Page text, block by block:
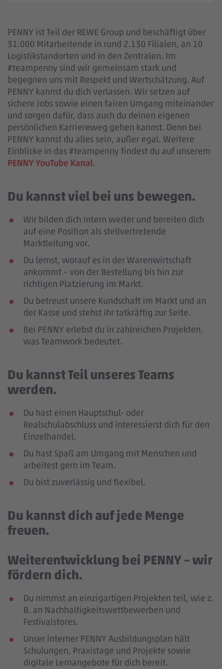
PENNY ist Teil der REWE Group und beschäftigt über
31.000 Mitarbeitende in rund 2.130 Filialen, an 10
Logistikstandorten und in den Zentralen. Im
#teampenny sind wir gemeinsam stark und
begegnen uns mit Respekt und Wertschätzung. Auf
PENNY kannst du dich verlassen. Wir setzen auf
sichere Jobs sowie einen fairen Umgang miteinander
und sorgen dafür, dass auch du deinen eigenen
persönlichen Karriereweg gehen kannst. Denn bei
PENNY kannst du alles sein, außer egal. Weitere
Einblicke in das #teampenny findest du auf unserem
PENNY YouTube Kanal.
Du kannst viel bei uns bewegen.
Wir bilden dich intern weiter und bereiten dich
auf eine Position als stellvertretende
Marktleitung vor.
Du lernst, worauf es in der Warenwirtschaft
ankommt – von der Bestellung bis hin zur
richtigen Platzierung im Markt.
Du betreust unsere Kundschaft im Markt und an
der Kasse und stehst ihr tatkräftig zur Seite.
Bei PENNY erlebst du in zahlreichen Projekten,
was Teamwork bedeutet.
Du kannst Teil unseres Teams
werden.
Du hast einen Hauptschul- oder
Realschulabschluss und interessierst dich für den
Einzelhandel.
Du hast Spaß am Umgang mit Menschen und
arbeitest gern im Team.
Du bist zuverlässig und flexibel.
Du kannst dich auf jede Menge
freuen.
Weiterentwicklung bei PENNY – wir
fördern dich.
Du nimmst an einzigartigen Projekten teil, wie z.
B. an Nachhaltigkeitswettbewerben und
Festivalstores.
Unser interner PENNY Ausbildungsplan hält
Schulungen, Praxistage und Projekte sowie
digitale Lernangebote für dich bereit.